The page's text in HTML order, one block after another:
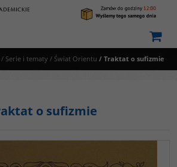
/ Serie i tematy / Świat Orientu / Traktat o sufizmie
o sufizmie